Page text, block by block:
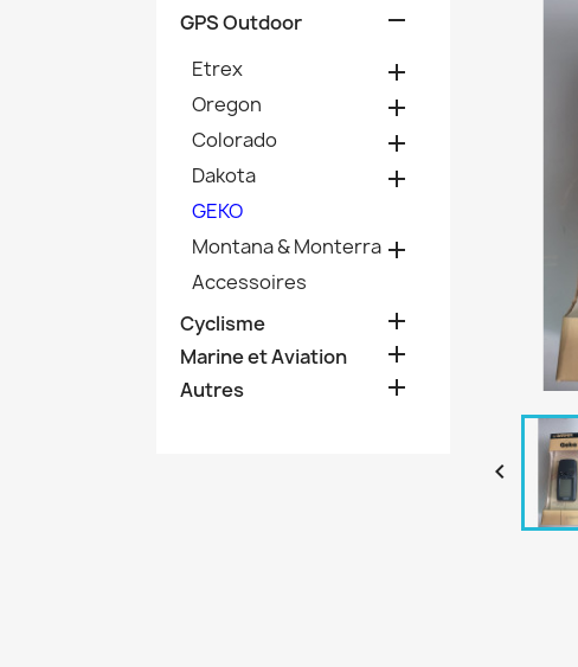
GPS Outdoor 
Etrex 
Oregon 
Colorado 
Dakota 
GEKO
Montana & Monterra 
Accessoires
Cyclisme

Marine et Aviation 
Autres 
